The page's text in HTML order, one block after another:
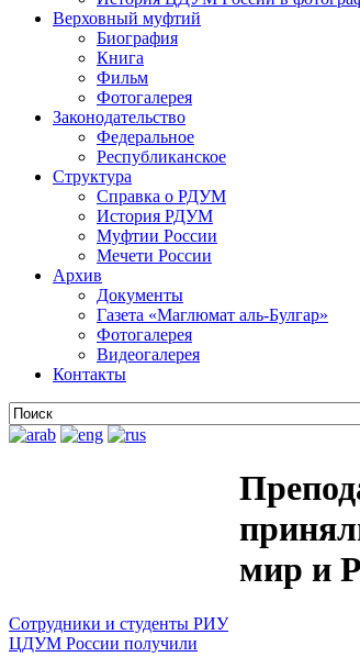
Верховный муфтий
Биография
Книга
Фильм
Фотогалерея
Законодательство
Федеральное
Республиканское
Структура
Справка о РДУМ
История РДУМ
Муфтии России
Мечети России
Архив
Документы
Газета «Маглюмат аль-Булгар»
Фотогалерея
Видеогалерея
Контакты
мир и
Сотрудники и студенты РИУ
ЦДУМ России получили